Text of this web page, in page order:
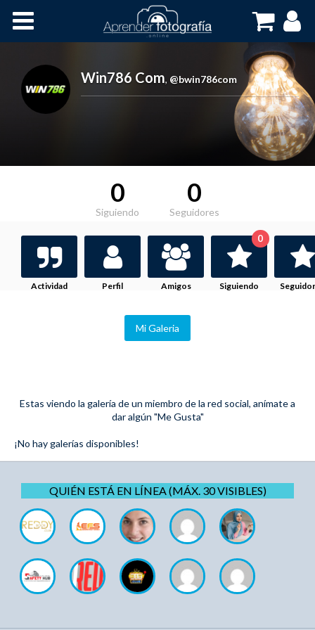
Cursos OnLine
Win786 Com, @bwin786com
0
Siguiendo
0
Seguidores
Actividad Perfil Amigos Siguiendo
0
Mi Galeria
Estas viendo la galería de un miembro de la red social, anímate a
dar algún "Me Gusta"
¡No hay galerías disponibles!
QUIÉN ESTÁ EN LÍNEA (MÁX. 30 VISIBLES)